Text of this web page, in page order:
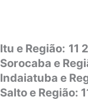
Itu e Região: 11
Sorocaba e
Indaiatuba e
Salto e Região: